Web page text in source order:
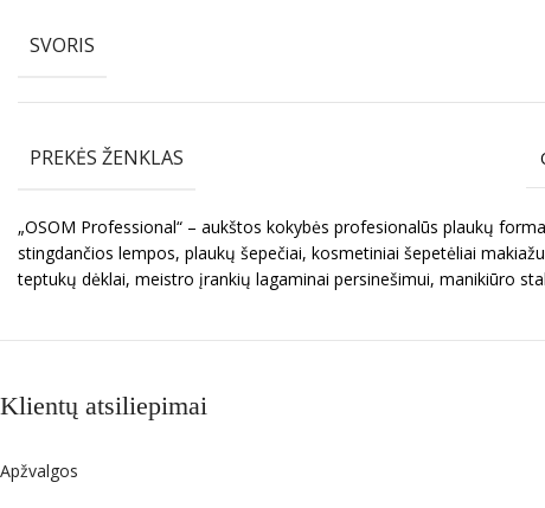
SVORIS
PREKĖS ŽENKLAS
„OSOM Professional“ – aukštos kokybės profesionalūs plaukų
stingdančios lempos, plaukų šepečiai, kosmetiniai šepetėliai
teptukų dėklai, meistro įrankių lagaminai persinešimui, manikiūro
Klientų atsiliepimai
Apžvalgos